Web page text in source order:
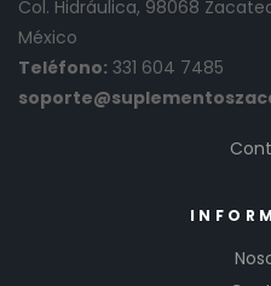
Col. Hidráulica, 98068
México
Teléfono: 331 604 7485